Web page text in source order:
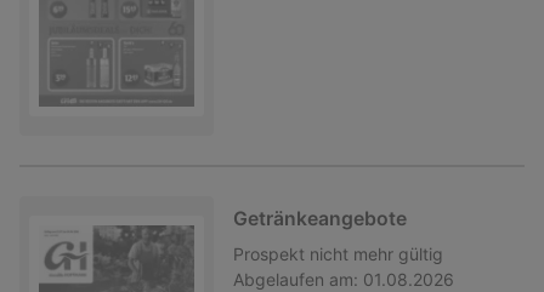
Getränkeangebote
Prospekt nicht mehr gültig
Abgelaufen am: 01.08.2026